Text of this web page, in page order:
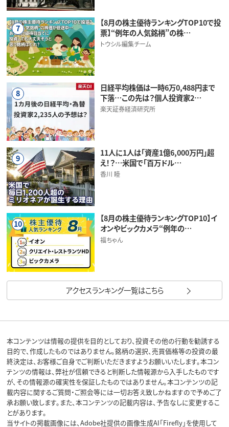
7
【8月の株主優待ランキングTOP10で投
票】“例年の人気銘柄”の株…
トウシル編集チーム
8
日経平均株価は一時6万0,488円まで
下落…この先は？個人投資家2…
楽天証券経済研究所
9
11人に1人は「資産1億6,000万円」超
え！？…米国で「百万ドル…
香川 睦
10
【8月の株主優待ランキングTOP10】イ
オンやビックカメラ“例年の…
福ちゃん
アクセスランキング一覧はこちら
本コンテンツは情報の提供を目的としており、投資その他の行動を勧誘する
目的で、作成したものではありません。銘柄の選択、売買価格等の投資の最
終決定は、お客様ご自身でご判断いただきますようお願いいたします。本コン
テンツの情報は、弊社が信頼できると判断した情報源から入手したものです
が、その情報源の確実性を保証したものではありません。本コンテンツの記
載内容に関するご質問・ご照会等には一切お答え致しかねますので予めご了
承お願い致します。また、本コンテンツの記載内容は、予告なしに変更するこ
とがあります。
当サイトの掲載画像には、Adobe社提供の画像生成AI「Firefly」を使用して